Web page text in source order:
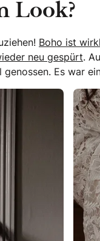
Look?
Boho ist
neu gespürt.
Es war